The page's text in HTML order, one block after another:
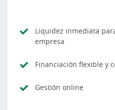
Liquidez inmediata
empresa
Financiación flexible y
Gestión online